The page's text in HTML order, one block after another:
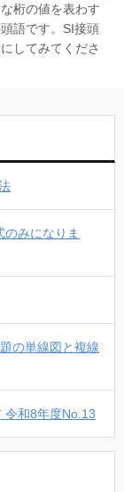
桁の値を表わす
語です。SI接頭
してみてくださ
みになりま
の単線図と複線
令和8年度No.13